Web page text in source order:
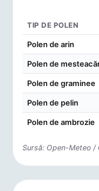
Concentrații de
TIP DE POLEN
Polen de arin
Polen de
Polen de graminee
Polen de pelin
Polen de ambrozie
Sursă: Open-Meteo /